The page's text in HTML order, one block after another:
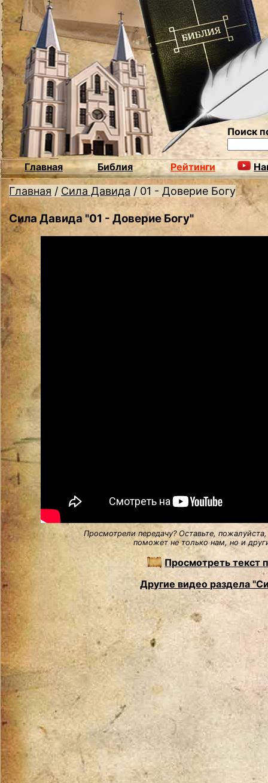
Поиск
Главная Библия Рейтинги
Главная / Сила Давида / 01 - Доверие Богу
Сила Давида "01 - Доверие Богу"
Просмотрели передачу? Оставьте,
поможет не только нам, но и
Просмотреть текст
Другие видео раздела